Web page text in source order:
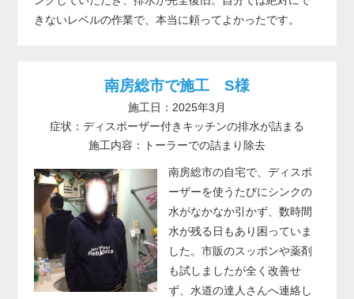
きないレベルの作業で、本当に頼ってよかったです。
南房総市で施工 S様
施工日：2025年3月
症状：ディスポーザー付きキッチンの排水が詰まる
施工内容：トーラーでの詰まり除去
南房総市の自宅で、ディスポ
ーザーを使うたびにシンクの
水がなかなか引かず、数時間
水が残る日もあり困っていま
した。市販のスッポンや薬剤
も試しましたが全く改善せ
ず、水道の達人さんへ連絡し